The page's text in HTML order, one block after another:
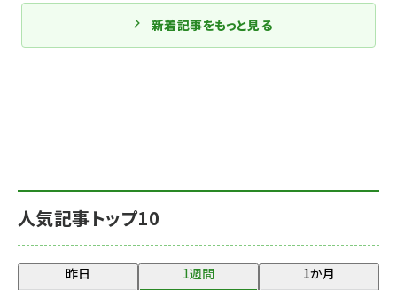
人気記事トップ10
昨日 1週間 1か月
新着記事をもっと見る